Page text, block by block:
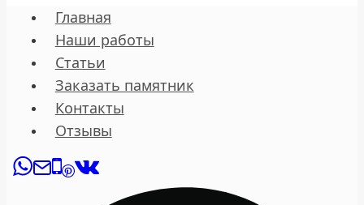
Главная
Наши работы
Статьи
Заказать памятник
Контакты
Отзывы